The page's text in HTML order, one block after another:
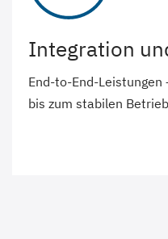
Integration
End-to-End-
bis zum stabilen Betrieb